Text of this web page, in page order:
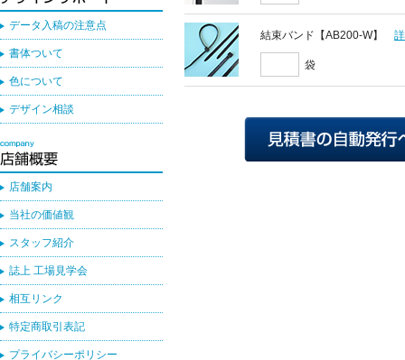
結束バンド【AB200-W】
袋
データ入稿の注意点
書体ついて
色について
デザイン相談
店舗案内
当社の価値観
スタッフ紹介
誌上 工場見学会
相互リンク
特定商取引表記
プライバシーポリシー